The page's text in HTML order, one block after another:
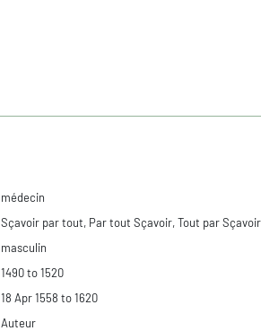
médecin
Sçavoir par tout, Par tout Sçavoir, Tout par Sçavoir
masculin
1490 to 1520
18 Apr 1558 to 1620
Auteur